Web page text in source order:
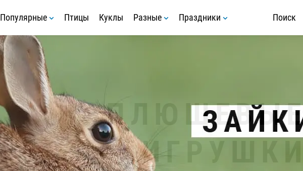
Популярные Птицы Куклы Разные Праздники Поиск